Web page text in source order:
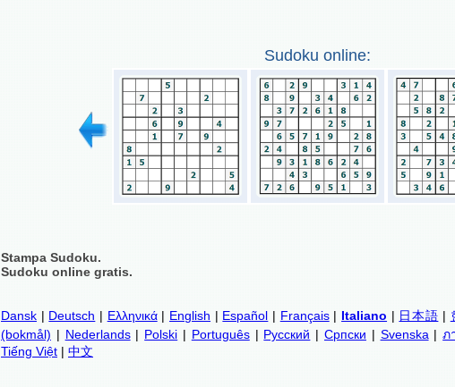
Sudoku online:
Stampa Sudoku.
Sudoku online gratis.
Dansk | Deutsch | Ελληνικά| English | Español | Français| Italiano | 日本語 |
(bokmål) | Nederlands| Polski | Português| Русский | Српски | Svenska |ภ
Tiếng Việt | 中文